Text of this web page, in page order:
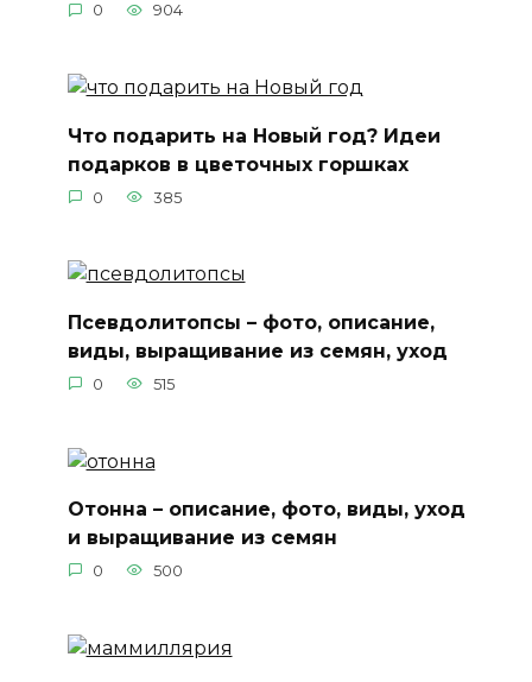
0 904
Что подарить на Новый год? Идеи
подарков в цветочных горшках
0 385
Псевдолитопсы – фото, описание,
виды, выращивание из семян, уход
0 515
Отонна – описание, фото, виды, уход
и выращивание из семян
0 500